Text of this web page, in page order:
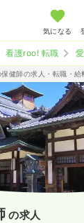
気になる
看護roo! 転職
健師の求人・転職・給
の求人